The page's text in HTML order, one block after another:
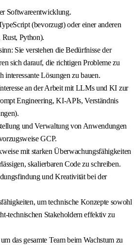
Softwareentwicklung.
(bevorzugt) oder einer anderen
Rust, Python).
Sie verstehen die Bedürfnisse der
sich darauf, die richtigen Probleme zu
interessante Lösungen zu bauen.
an der Arbeit mit LLMs und KI zur
Engineering, KI-APIs, Verständnis
und Verwaltung von Anwendungen
GCP.
mit starken Überwachungsfähigkeiten
skalierbaren Code zu schreiben.
und Kreativität bei der
um technische Konzepte sowohl
technischen Stakeholdern effektiv zu
das gesamte Team beim Wachstum zu